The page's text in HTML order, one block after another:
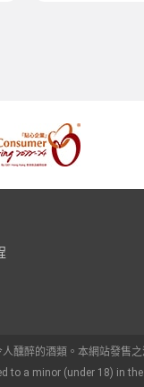
醺醉的酒類。本網站發售之
a minor (under 18) in